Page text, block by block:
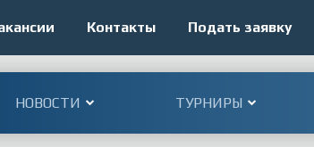
Контакты Подать заявку
НОВОСТИ ТУРНИРЫ